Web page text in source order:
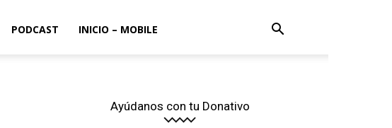
PODCAST INICIO – MOBILE
Ayúdanos con tu Donativo